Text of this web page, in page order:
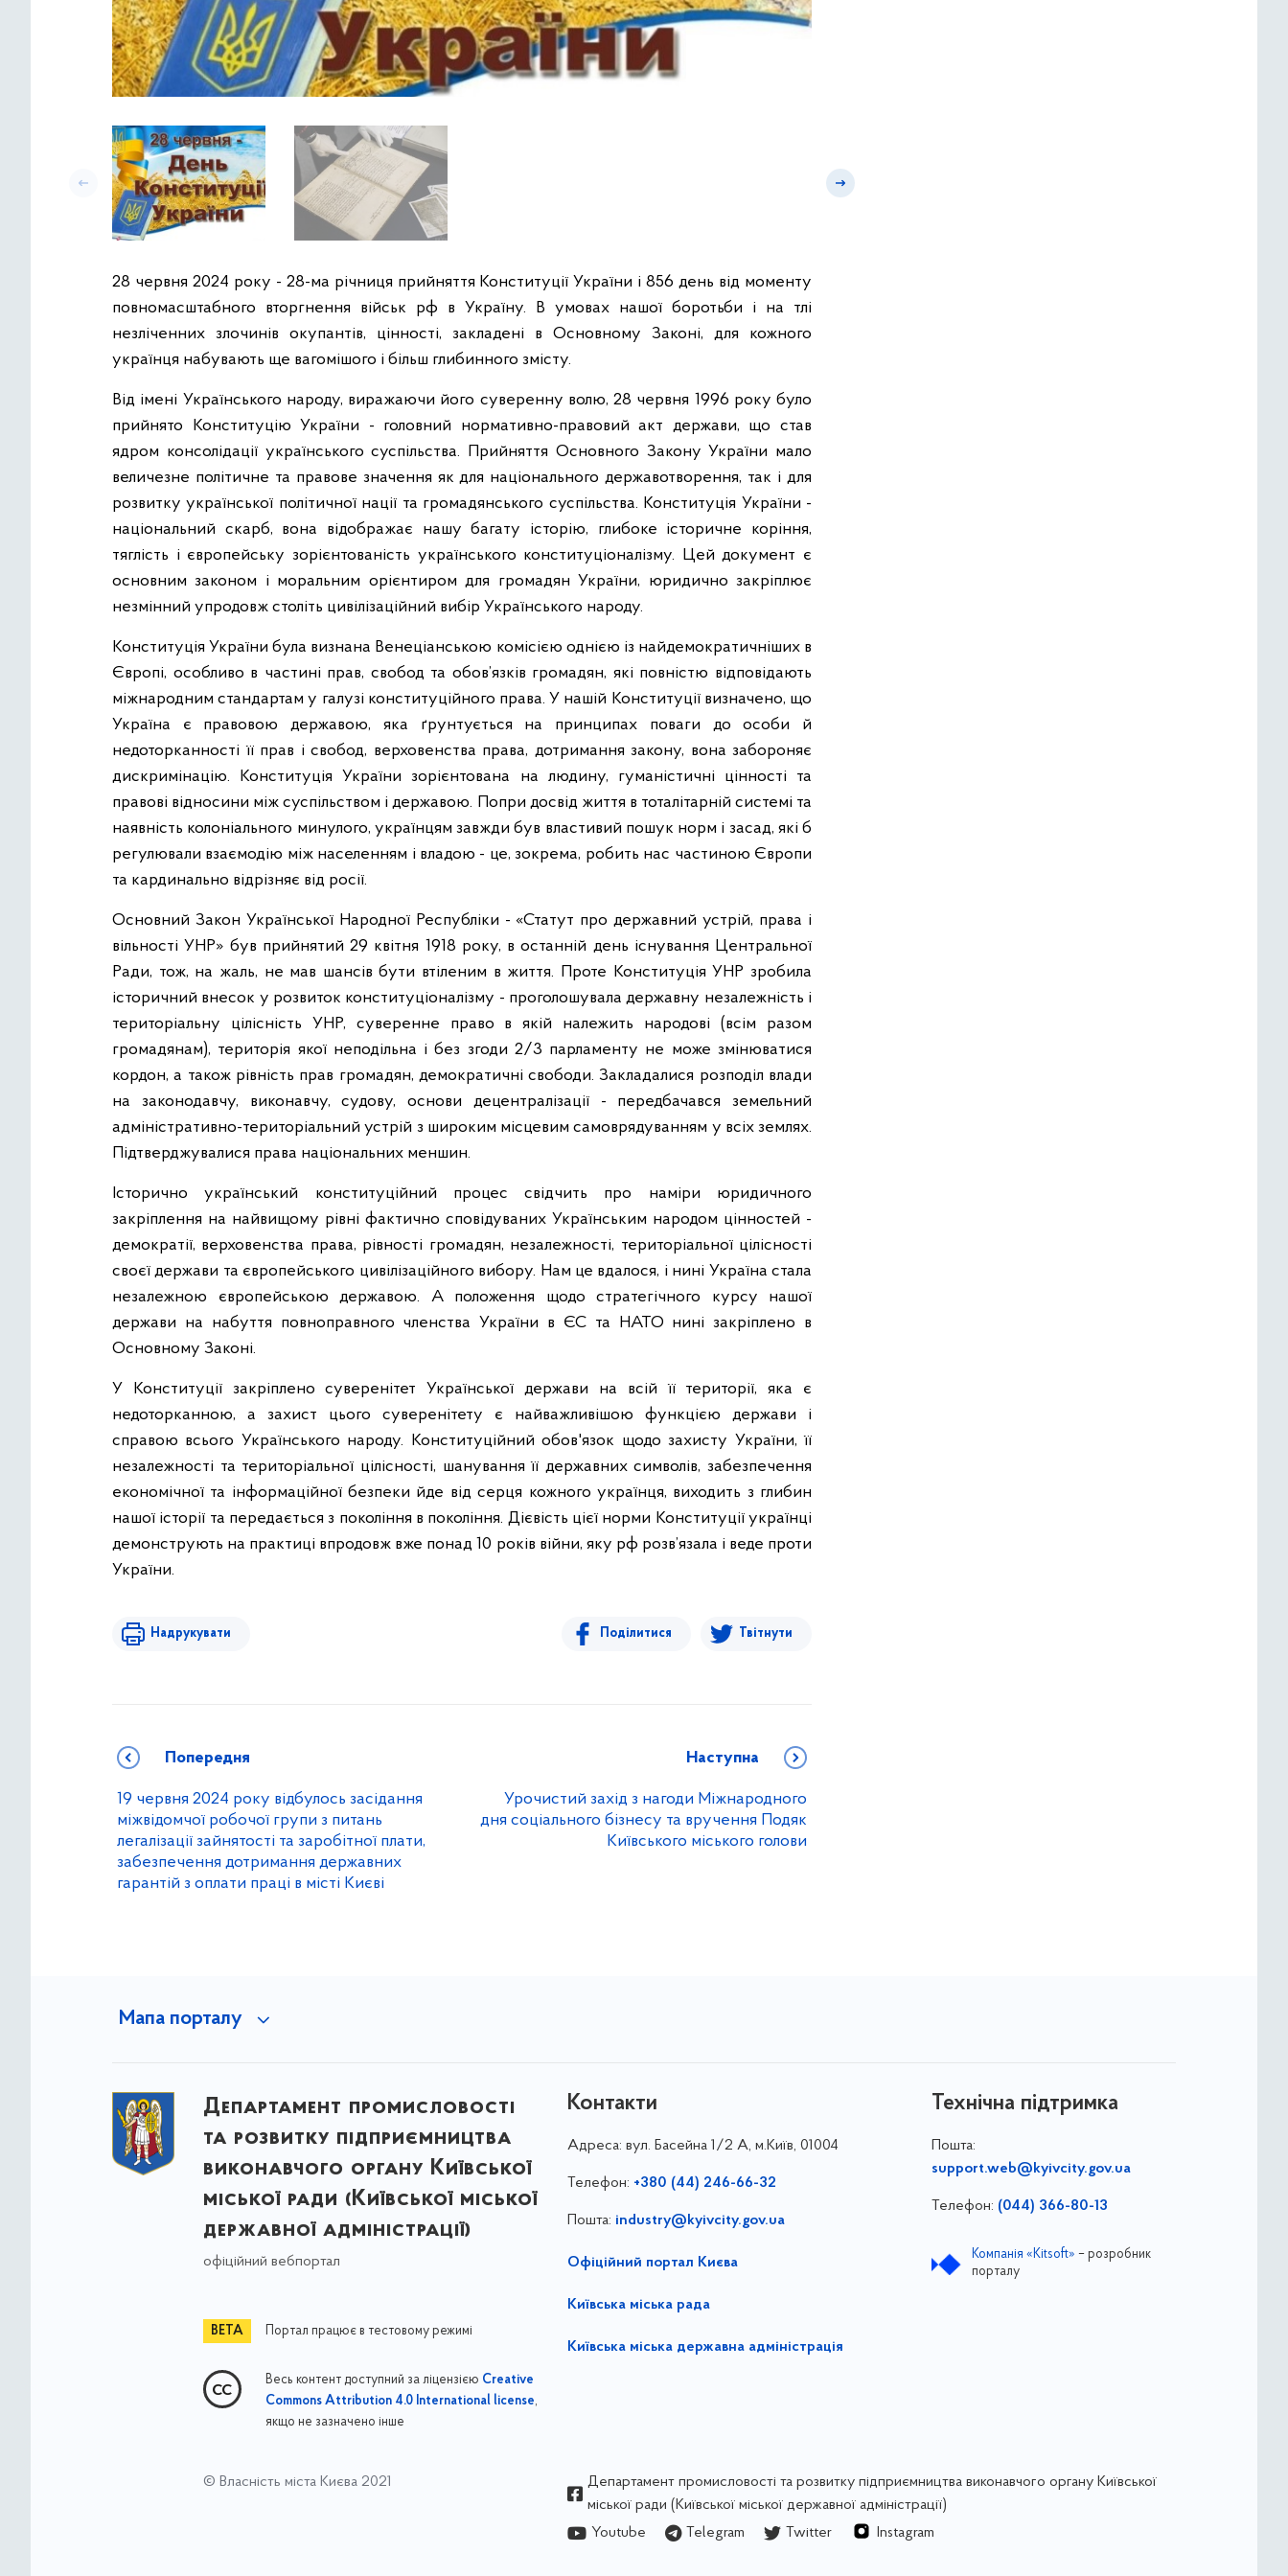
28 червня 2024 року - 28-ма річниця прийняття Конституції України і 856 день від моменту
повномасштабного вторгнення військ рф в Україну. В умовах нашої боротьби і на тлі
незліченних злочинів окупантів, цінності, закладені в Основному Законі, для кожного
українця набувають ще вагомішого і більш глибинного змісту.
Від імені Українського народу, виражаючи його суверенну волю, 28 червня 1996 року було
прийнято Конституцію України - головний нормативно-правовий акт держави, що став
ядром консолідації українського суспільства. Прийняття Основного Закону України мало
величезне політичне та правове значення як для національного державотворення, так і для
розвитку української політичної нації та громадянського суспільства. Конституція України -
національний скарб, вона відображає нашу багату історію, глибоке історичне коріння,
тяглість і європейську зорієнтованість українського конституціоналізму. Цей документ є
основним законом і моральним орієнтиром для громадян України, юридично закріплює
незмінний упродовж століть цивілізаційний вибір Українського народу.
Конституція України була визнана Венеціанською комісією однією із найдемократичніших в
Європі, особливо в частині прав, свобод та обов’язків громадян, які повністю відповідають
міжнародним стандартам у галузі конституційного права. У нашій Конституції визначено, що
Україна є правовою державою, яка ґрунтується на принципах поваги до особи й
недоторканності її прав і свобод, верховенства права, дотримання закону, вона забороняє
дискримінацію. Конституція України зорієнтована на людину, гуманістичні цінності та
правові відносини між суспільством і державою. Попри досвід життя в тоталітарній системі та
наявність колоніального минулого, українцям завжди був властивий пошук норм і засад, які б
регулювали взаємодію між населенням і владою - це, зокрема, робить нас частиною Європи
та кардинально відрізняє від росії.
Основний Закон Української Народної Республіки - «Статут про державний устрій, права і
вільності УНР» був прийнятий 29 квітня 1918 року, в останній день існування Центральної
Ради, тож, на жаль, не мав шансів бути втіленим в життя. Проте Конституція УНР зробила
історичний внесок у розвиток конституціоналізму - проголошувала державну незалежність і
територіальну цілісність УНР, суверенне право в якій належить народові (всім разом
громадянам), територія якої неподільна і без згоди 2/3 парламенту не може змінюватися
кордон, а також рівність прав громадян, демократичні свободи. Закладалися розподіл влади
на законодавчу, виконавчу, судову, основи децентралізації - передбачався земельний
адміністративно-територіальний устрій з широким місцевим самоврядуванням у всіх землях.
Підтверджувалися права національних меншин.
Історично український конституційний процес свідчить про наміри юридичного
закріплення на найвищому рівні фактично сповідуваних Українським народом цінностей -
демократії, верховенства права, рівності громадян, незалежності, територіальної цілісності
своєї держави та європейського цивілізаційного вибору. Нам це вдалося, і нині Україна стала
незалежною європейською державою. А положення щодо стратегічного курсу нашої
держави на набуття повноправного членства України в ЄС та НАТО нині закріплено в
Основному Законі.
У Конституції закріплено суверенітет Української держави на всій її території, яка є
недоторканною, а захист цього суверенітету є найважливішою функцією держави і
справою всього Українського народу. Конституційний обов'язок щодо захисту України, її
незалежності та територіальної цілісності, шанування її державних символів, забезпечення
економічної та інформаційної безпеки йде від серця кожного українця, виходить з глибин
нашої історії та передається з покоління в покоління. Дієвість цієї норми Конституції українці
демонструють на практиці впродовж вже понад 10 років війни, яку рф розв’язала і веде проти
України.
Надрукувати Поділитися Твітнути
Попередня
19 червня 2024 року відбулось засідання
міжвідомчої робочої групи з питань
легалізації зайнятості та заробітної плати,
забезпечення дотримання державних
гарантій з оплати праці в місті Києві
Наступна
Урочистий захід з нагоди Міжнародного
дня соціального бізнесу та вручення Подяк
Київського міського голови
Мапа порталу
Департамент промисловості
та розвитку підприємництва
виконавчого органу Київської
міської ради (Київської міської
державної адміністрації)
офіційний вебпортал
Портал працює в тестовому режимі
Весь контент доступний за ліцензією Creative
Commons Attribution 4.0 International license,
якщо не зазначено інше
Контакти
Адреса: вул. Басейна 1/⁠2 А, м.Київ, 01004
Телефон: +380 (44) 246-66-32
Пошта: industry@kyivcity.gov.ua
Офіційний портал Києва
Київська міська рада
Київська міська державна адміністрація
Технічна підтримка
Пошта:
support.web@kyivcity.gov.ua
Телефон: (044) 366-80-13
Компанія «Kitsoft» – розробник
порталу
© Власність міста Києва 2021
Департамент промисловості та розвитку підприємництва виконавчого органу Київської
міської ради (Київської міської державної адміністрації)
Youtube
Telegram Twitter Instagram